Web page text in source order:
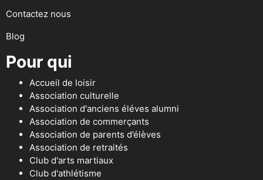
Contactez nous
Blog
Pour qui
Accueil de loisir
Association culturelle
Association d'anciens éléves alumni
Association de commerçants
Association de parents d’élèves
Association de retraités
Club d'arts martiaux
Club d'athlétisme